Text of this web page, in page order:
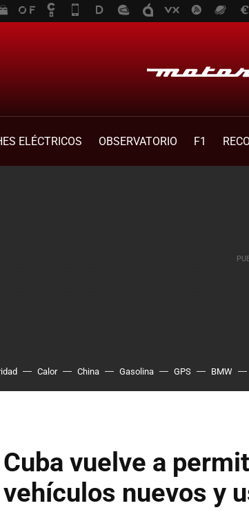
ELÉCTRICOS OBSERVATORIO F1
Calor China Gasolina GPS BMW
Cuba vuelve a
vehículos nuevos y